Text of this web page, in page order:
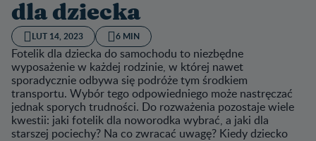
dla dziecka
LUT 14, 2023 6 MIN
Fotelik dla dziecka do samochodu to niezbędne
wyposażenie w każdej rodzinie, w której nawet
sporadycznie odbywa się podróże tym środkiem
transportu. Wybór tego odpowiedniego może nastręczać
jednak sporych trudności. Do rozważenia pozostaje wiele
kwestii: jaki fotelik dla noworodka wybrać, a jaki dla
starszej pociechy? Na co zwracać uwagę? Kiedy dziecko